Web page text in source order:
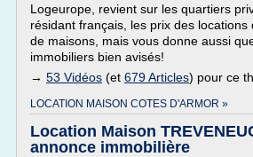
Logeurope, revient sur les quartiers
résidant français, les prix des locations
de maisons, mais vous donne aussi
immobiliers bien avisés!
→ 53 Vidéos (et 679 Articles) pour ce
LOCATION MAISON COTES D'ARMOR »
Location Maison
annonce immobilière